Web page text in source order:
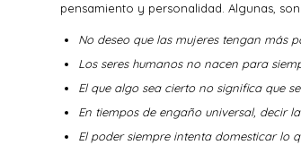
pensamiento y personalidad. Algunas, son
No deseo que las mujeres tengan más
Los seres humanos no nacen para
El que algo sea cierto no significa que
En tiempos de engaño universal, decir
El poder siempre intenta domesticar lo